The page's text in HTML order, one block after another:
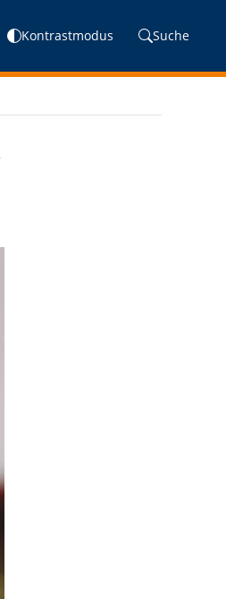
Kontrastmodus Suche